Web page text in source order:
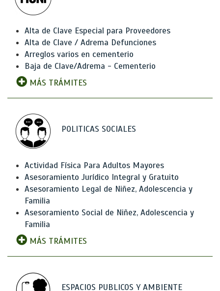
Alta de Clave Especial para Proveedores
Alta de Clave / Adrema Defunciones
Arreglos varios en cementerio
Baja de Clave/Adrema - Cementerio
MÁS TRÁMITES
POLITICAS SOCIALES
Actividad Física Para Adultos Mayores
Asesoramiento Jurídico Integral y Gratuito
Asesoramiento Legal de Niñez, Adolescencia y
Familia
Asesoramiento Social de Niñez, Adolescencia y
Familia
MÁS TRÁMITES
ESPACIOS PUBLICOS Y AMBIENTE